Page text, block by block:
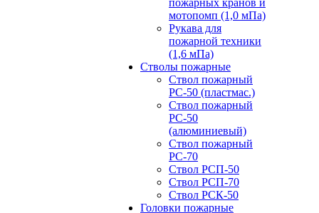
пожарных кранов и
мотопомп (1,0 мПа)
Рукава для
пожарной техники
(1,6 мПа)
Стволы пожарные
Ствол пожарный
РС-50 (пластмас.)
Ствол пожарный
РС-50
(алюминиевый)
Ствол пожарный
РС-70
Ствол РСП-50
Ствол РСП-70
Ствол РСК-50
Головки пожарные